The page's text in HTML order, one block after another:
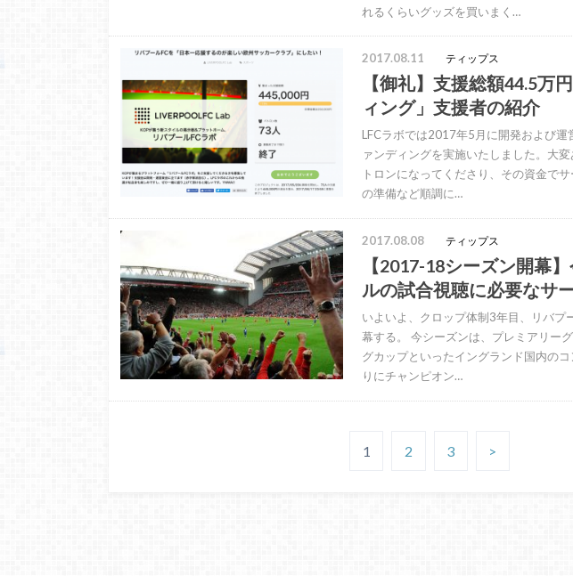
れるくらいグッズを買いまく…
2017.08.11 ティップス
【御礼】支援総額44.5万
ィング」支援者の紹介
LFCラボでは2017年5月に開発および
ァンディングを実施いたしました。大
トロンになってくださり、その資金で
の準備など順調に…
2017.08.08 ティップス
【2017-18シーズン開幕
ルの試合視聴に必要なサ
いよいよ、クロップ体制3年目、リバ
幕する。 今シーズンは、プレミアリー
グカップといったイングランド国内の
りにチャンピオン…
1 2 3 >